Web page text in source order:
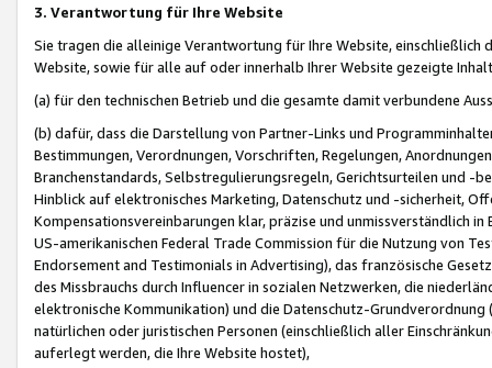
3. Verantwortung für Ihre Website
Sie tragen die alleinige Verantwortung für Ihre Website,
Website, sowie für alle auf oder innerhalb Ihrer Website gezeigte
(a) für den technischen Betrieb und die gesamte damit verbundene
(b) dafür, dass die Darstellung von Partner-Links und
Bestimmungen, Verordnungen, Vorschriften, Regelungen,
Branchenstandards, Selbstregulierungsregeln, Gerichtsurteilen und -
Hinblick auf elektronisches Marketing, Datenschutz und -sicherheit,
Kompensationsvereinbarungen klar, präzise und unmissverständlich
US-amerikanischen Federal Trade Commission für die Nutzung von
Endorsement and Testimonials in Advertising), das französische
des Missbrauchs durch Influencer in sozialen Netzwerken, die
elektronische Kommunikation) und die Datenschutz-
natürlichen oder juristischen Personen (einschließlich aller
auferlegt werden, die Ihre Website hostet),